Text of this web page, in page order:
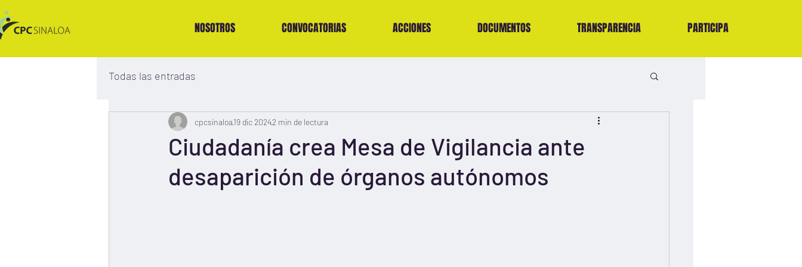
NOSOTROS CONVOCATORIAS ACCIONES DOCUMENTOS TRANSPARENCIA PARTICIPA
Todas las entradas
Ciudadanía crea Mesa de Vigilancia ante
desaparición de órganos autónomos
cpcsinaloa19 dic 20242 min de lectura